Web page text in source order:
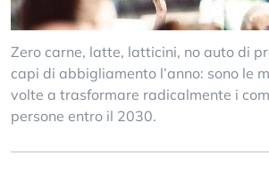
Zero carne, latte, latticini, no auto di
capi di abbigliamento l’anno: sono le
volte a trasformare radicalmente i
persone entro il 2030.